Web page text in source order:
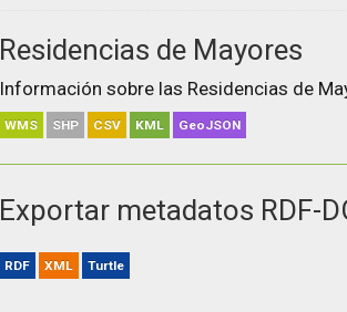
Residencias de Mayores
Información sobre las Residencias de
WMS SHP CSV KML GeoJSON
Exportar metadatos RDF-
RDF XML Turtle